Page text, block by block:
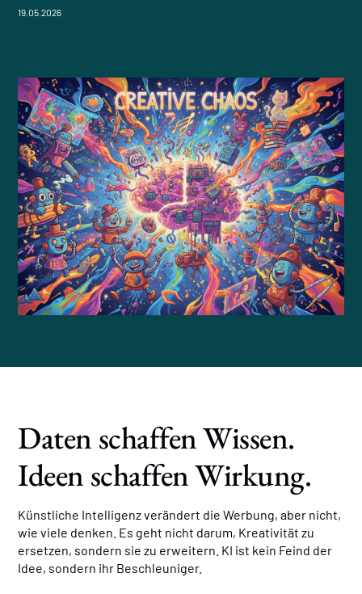
19.05.2026
Daten schaffen Wissen.
Ideen schaffen Wirkung.
Künstliche Intelligenz verändert die Werbung, aber nicht,
wie viele denken. Es geht nicht darum, Kreativität zu
ersetzen, sondern sie zu erweitern. KI ist kein Feind der
Idee, sondern ihr Beschleuniger.